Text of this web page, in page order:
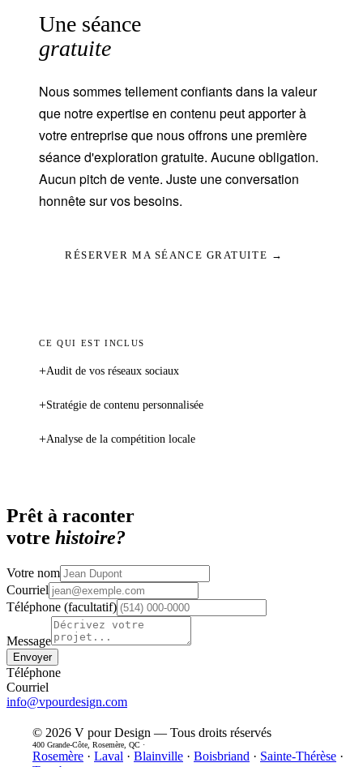
Une séance
gratuite
Nous sommes tellement confiants dans la valeur
que notre expertise en contenu peut apporter à
votre entreprise que nous offrons une première
séance d'exploration gratuite. Aucune obligation.
Aucun pitch de vente. Juste une conversation
honnête sur vos besoins.
RÉSERVER MA SÉANCE GRATUITE →
CE QUI EST INCLUS
+Audit de vos réseaux sociaux
+Stratégie de contenu personnalisée
+Analyse de la compétition locale
Prêt à raconter
votre histoire?
Votre nom
Courriel
Téléphone (facultatif)
Message
Envoyer
Téléphone
Courriel
info@vpourdesign.com
© 2026 V pour Design — Tous droits réservés
400 Grande-Côte, Rosemère, QC ·
Rosemère · Laval · Blainville · Boisbriand · Sainte-Thérèse ·